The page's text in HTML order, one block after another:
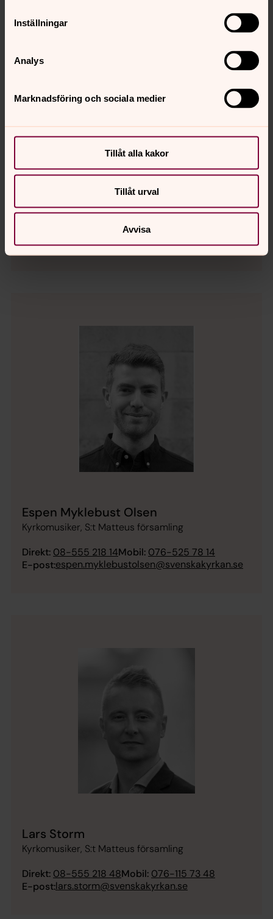
Inställningar
Analys
Marknadsföring och sociala medier
Tillåt alla kakor
Tillåt urval
Avvisa
Ida Fahl
Kyrkomusiker, S:t Matteus församling
E-post:ida.fahl@svenskakyrkan.se
Espen Myklebust Olsen
Kyrkomusiker, S:t Matteus församling
Direkt: 08-555 218 14Mobil: 076-525 78 14
E-post:espen.myklebustolsen@svenskakyrkan.se
Lars Storm
Kyrkomusiker, S:t Matteus församling
Direkt: 08-555 218 48Mobil: 076-115 73 48
E-post:lars.storm@svenskakyrkan.se